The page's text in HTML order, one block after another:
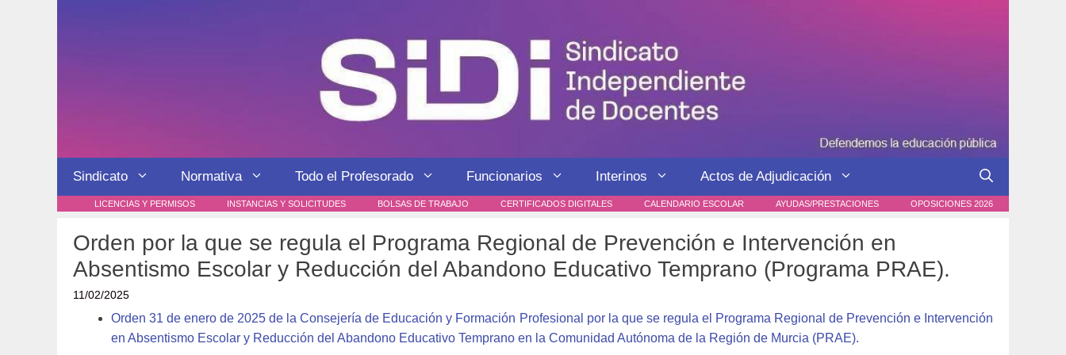
Sindicato Normativa Todo el Profesorado Funcionarios Interinos Actos de Adjudicación
LICENCIAS Y PERMISOS INSTANCIAS Y SOLICITUDES BOLSAS DE TRABAJO CERTIFICADOS DIGITALES CALENDARIO ESCOLAR AYUDAS/PRESTACIONES OPOSICIONES 2026
Orden por la que se regula el Programa Regional de Prevención e Intervención en
Absentismo Escolar y Reducción del Abandono Educativo Temprano (Programa PRAE).
11/02/2025
Orden 31 de enero de 2025 de la Consejería de Educación y Formación Profesional por la que se regula el Programa Regional de Prevención e Intervención
en Absentismo Escolar y Reducción del Abandono Educativo Temprano en la Comunidad Autónoma de la Región de Murcia (PRAE).